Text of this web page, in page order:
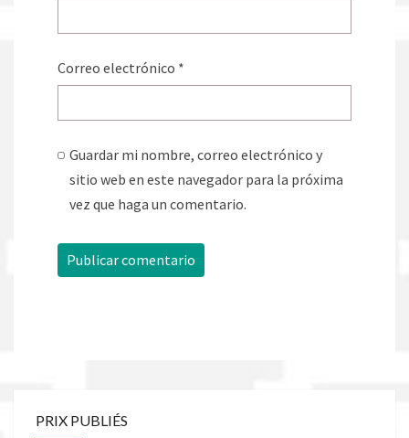
Correo electrónico *
Guardar mi nombre, correo electrónico y
sitio web en este navegador para la próxima
vez que haga un comentario.
PRIX PUBLIÉS